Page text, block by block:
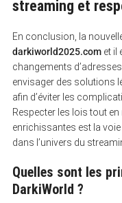
streaming et
En conclusion, la
darkiworld2025.comet il
changements
envisager des solutions
afin d’éviter les
Respecter les lois tout
enrichissantes est la
dans l’univers du
Quelles sont les
DarkiWorld ?